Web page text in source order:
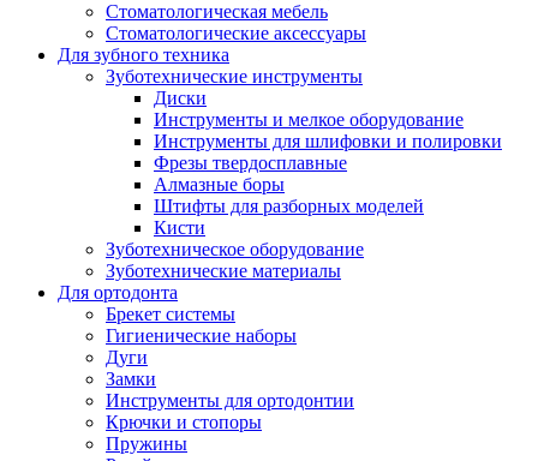
Стоматологическая мебель
Стоматологические аксессуары
Для зубного техника
Зуботехнические инструменты
Диски
Инструменты и мелкое оборудование
Инструменты для шлифовки и полировки
Фрезы твердосплавные
Алмазные боры
Штифты для разборных моделей
Кисти
Зуботехническое оборудование
Зуботехнические материалы
Для ортодонта
Брекет системы
Гигиенические наборы
Дуги
Замки
Инструменты для ортодонтии
Крючки и стопоры
Пружины